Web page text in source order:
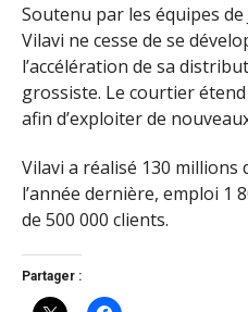
Soutenu par les équipes
Vilavi ne cesse de se
l’accélération de sa
grossiste. Le courtier
afin d’exploiter de
Vilavi a réalisé 130 millions
l’année dernière, emploi 1
de 500 000 clients.
Partager :